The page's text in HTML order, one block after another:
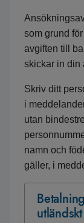
som grund
avgiften till
skickar in din
Skriv ditt
i
utan
namn och
gäller, i